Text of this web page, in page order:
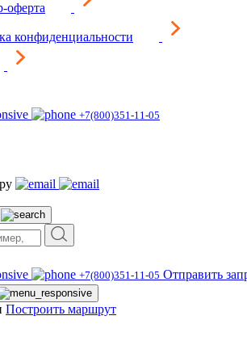
оферта
конфиденциальности
+7(800)351-11-05
+7(800)351-11-05 Отправить
Построить маршрут